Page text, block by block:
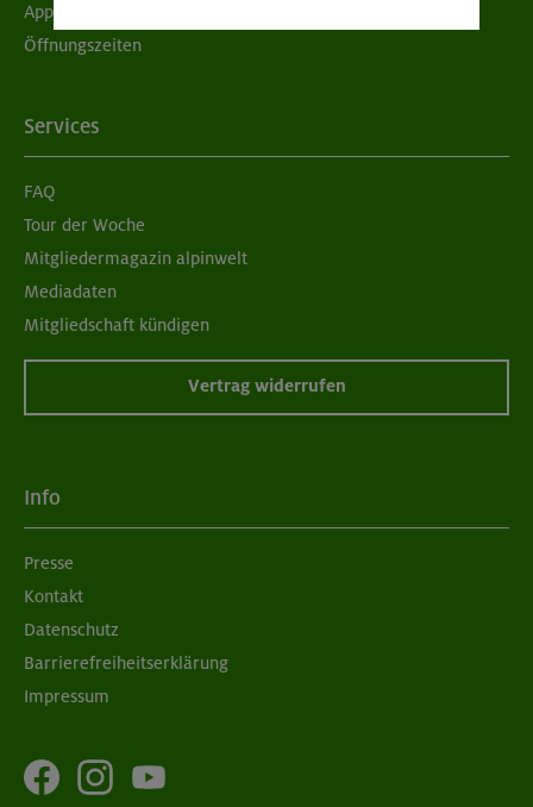
App "Mein DAV+"
Öffnungszeiten
Services
FAQ
Tour der Woche
Mitgliedermagazin alpinwelt
Mediadaten
Mitgliedschaft kündigen
Vertrag widerrufen
Info
Presse
Kontakt
Datenschutz
Barrierefreiheitserklärung
Impressum